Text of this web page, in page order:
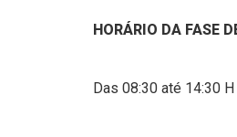
HORÁRIO DA FASE
Das 08:30 até 14:30 H